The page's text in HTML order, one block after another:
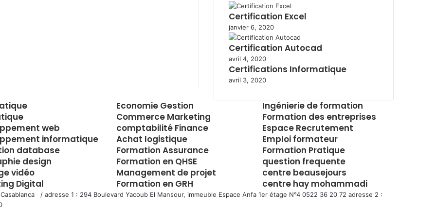
Certification Excel
janvier 6, 2020
Certification Autocad
avril 4, 2020
Certifications Informatique
avril 3, 2020
web
informatique
database
design
vidéo
Digital
Economie Gestion
Commerce Marketing
comptabilité Finance
Achat logistique
Formation Assurance
Formation en QHSE
Management de projet
Formation en GRH
Ingénierie de formation
Formation des entreprises
Espace Recrutement
Emploi formateur
Formation Pratique
question frequente
centre beausejours
centre hay mohammadi
/ adresse 1 : 294 Boulevard Yacoub El Mansour, immeuble Espace Anfa 1er étage N°4 0522 36 20 72 adresse 2 :